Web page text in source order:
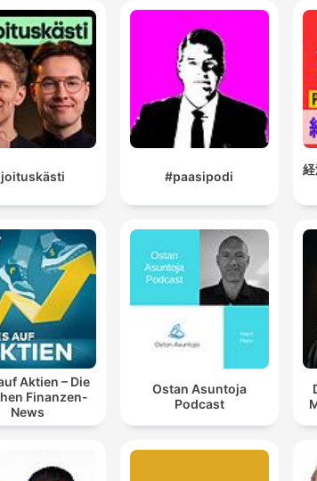
#paasipodi
Aktien – Die
Finanzen-
News
Ostan Asuntoja
Podcast